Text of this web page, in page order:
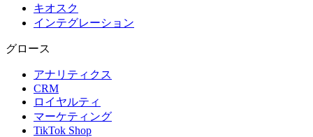
キオスク
インテグレーション
グロース
アナリティクス
CRM
ロイヤルティ
マーケティング
TikTok Shop